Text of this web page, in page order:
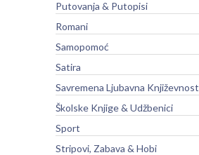
Putovanja & Putopisi
Romani
Samopomoć
Satira
Savremena Ljubavna Književnost
Školske Knjige & Udžbenici
Sport
Stripovi, Zabava & Hobi